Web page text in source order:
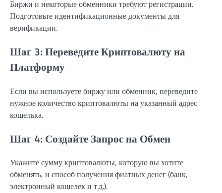
Биржи и некоторые обменники требуют регистрации.
Подготовьте идентификационные документы для
верификации.
Шаг 3: Переведите Криптовалюту на
Платформу
Если вы используете биржу или обменник, переведите
нужное количество криптовалюты на указанный адрес
кошелька.
Шаг 4: Создайте Запрос на Обмен
Укажите сумму криптовалюты, которую вы хотите
обменять, и способ получения фиатных денег (банк,
электронный кошелек и т.д.).